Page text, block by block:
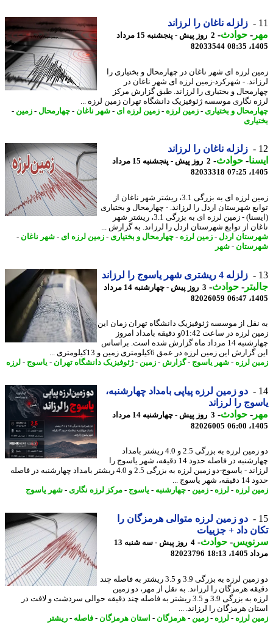
زلزله ناغان را لرزاند
-حوادث -
2 روز پیش - پنجشنبه 15 مرداد
82033544
لرزه ای شهر ناغان در چهارمحال و بختیاری را
- شهرکرد-زمین لرزه ای شهر ناغان در
و بختیاری را لرزاند. طبق گزارش مرکز
نگاری موسسه ژئوفیزیک دانشگاه تهران زمین لرزه ...
و بختیاری- زمین لرزه - زمین لرزه ای - شهر ناغان-چهارمحال-زمین -
زلزله ناغان را لرزاند
-حوادث -
2 روز پیش - پنجشنبه 15 مرداد
82033318
زمین لرزه ای به بزرگی 3.1، ریشتر شهر ناغان از
شهرستان اردل را لرزاند. - چهارمحال و بختیاری
(ایسنا) - زمین لرزه ای به بزرگی 3.1، ریشتر شهر
از توابع شهرستان اردل را لرزاند. به گزارش ...
اردل -زمین لرزه - چهارمحال و بختیاری- زمین لرزه ای - شهر ناغان-
-شهر
زلزله 4 ریشتری شهر یاسوج را لرزاند
-حوادث -
3 روز پیش - چهارشنبه 14 مرداد
82026059
از موسسه ژئوفیزیک دانشگاه تهران زمان این
زمین لرزه در ساعت 01:42و دقیقه بامداد امروز
چهارشنبه 14 مرداد ماه گزارش شده است. براساس
این زمین لرزه در عمق 6کیلومتری زمین و 13کیلومتری ...
لرزه - شهر یاسوج-گزارش -زمین -ژئوفیزیک دانشگاه تهران- یاسوج-لرزه
دو زمین لرزه پیاپی بامداد چهارشنبه،
را لرزاند
-حوادث -
3 روز پیش - چهارشنبه 14 مرداد
82026005
دو زمین لرزه به بزرگی 2.5 و 4.0 ریشتر بامداد
چهارشنبه در فاصله حدود 14 دقیقه، شهر یاسوج را
لرزاند - یاسوج-دو زمین لرزه به بزرگی 2.5 و 4.0 ریشتر بامداد چهارشنبه در فاصله
یاسوج ...
لرزه - لرزه - زمین -چهارشنبه-یاسوج-مرکز لرزه نگاری- شهر یاسوج
دو زمین لرزه متوالی هرمزگان را
داد + جزییات
-حوادث -
4 روز پیش - سه شنبه 13
18:13
82023796
دو زمین لرزه به بزرگی 3.9 و 3.5 ریشتر به فاصله چند
هرمزگان را لرزاند. به نقل از مهر، دو زمین
لرزه به بزرگی 3.9 و 3.5 ریشتر به فاصله چند دقیقه حوالی سردشت و لافت در
هرمزگان را لرزاند. ...
لرزه - لرزه - زمین -هرمزگان -استان هرمزگان -فاصله-ریشتر